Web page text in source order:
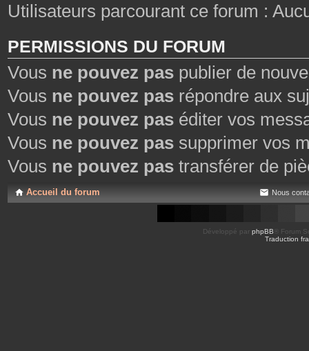
Utilisateurs parcourant ce forum :
PERMISSIONS DU FORUM
Vous ne pouvez pas publier de
Vous ne pouvez pas répondre aux
Vous ne pouvez pas éditer vos
Vous ne pouvez pas supprimer vos
Vous ne pouvez pas transférer de
Accueil du forum Nous
Développé par phpBB ® Forum
Traduction